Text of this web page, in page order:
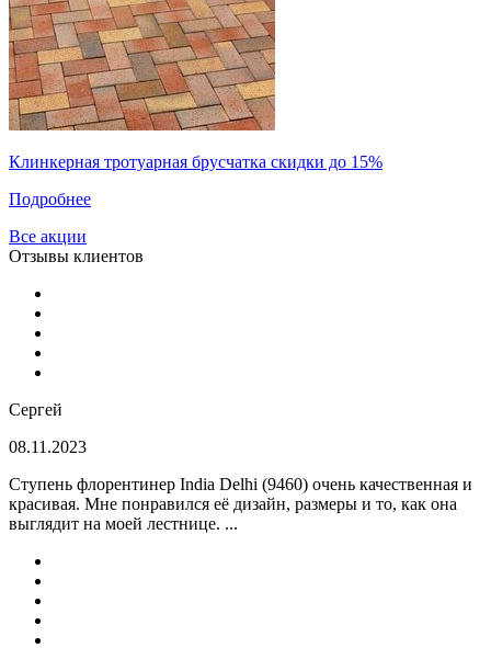
Клинкерная тротуарная брусчатка скидки до 15%
Подробнее
Все акции
Отзывы клиентов
Сергей
08.11.2023
Ступень флорентинер India Delhi (9460) очень качественная и
красивая. Мне понравился её дизайн, размеры и то, как она
выглядит на моей лестнице. ...